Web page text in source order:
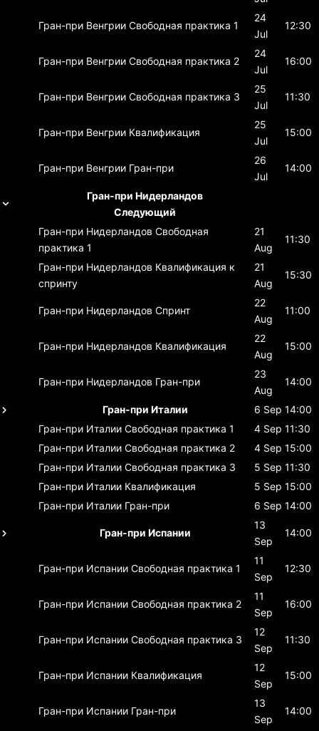
Гран-при Венгрии Свободная практика 1
24
Jul
12:30
Гран-при Венгрии Свободная практика 2
24
Jul
16:00
Гран-при Венгрии Свободная практика 3
25
Jul
11:30
Гран-при Венгрии Квалификация
25
Jul
15:00
Гран-при Венгрии Гран-при
26
Jul
14:00
Гран-при Нидерландов
Следующий
Гран-при Нидерландов Свободная
практика 1
21
Aug
11:30
Гран-при Нидерландов Квалификация к
спринту
21
Aug
15:30
Гран-при Нидерландов Спринт
22
Aug
11:00
Гран-при Нидерландов Квалификация
22
Aug
15:00
Гран-при Нидерландов Гран-при
23
Aug
14:00
Гран-при Италии 6 Sep 14:00
Гран-при Италии Свободная практика 1 4 Sep 11:30
Гран-при Италии Свободная практика 2 4 Sep 15:00
Гран-при Италии Свободная практика 3 5 Sep 11:30
Гран-при Италии Квалификация 5 Sep 15:00
Гран-при Италии Гран-при 6 Sep 14:00
Гран-при Испании
13
Sep
14:00
Гран-при Испании Свободная практика 1
11
Sep
12:30
Гран-при Испании Свободная практика 2
11
Sep
16:00
Гран-при Испании Свободная практика 3
12
Sep
11:30
Гран-при Испании Квалификация
12
Sep
15:00
Гран-при Испании Гран-при
13
Sep
14:00